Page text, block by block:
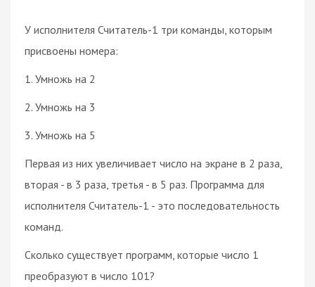
У исполнителя Считатель-1 три команды, которым
присвоены номера:
1. Умножь на 2
2. Умножь на 3
3. Умножь на 5
Первая из них увеличивает число на экране в 2 раза,
вторая - в 3 раза, третья - в 5 раз. Программа для
исполнителя Считатель-1 - это последовательность
команд.
Сколько существует программ, которые число 1
преобразуют в число 101?